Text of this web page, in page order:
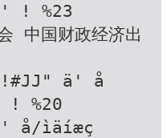
! %23
中国财政经济出
!#JJ" ä' å
! %20
å/ìäíæç